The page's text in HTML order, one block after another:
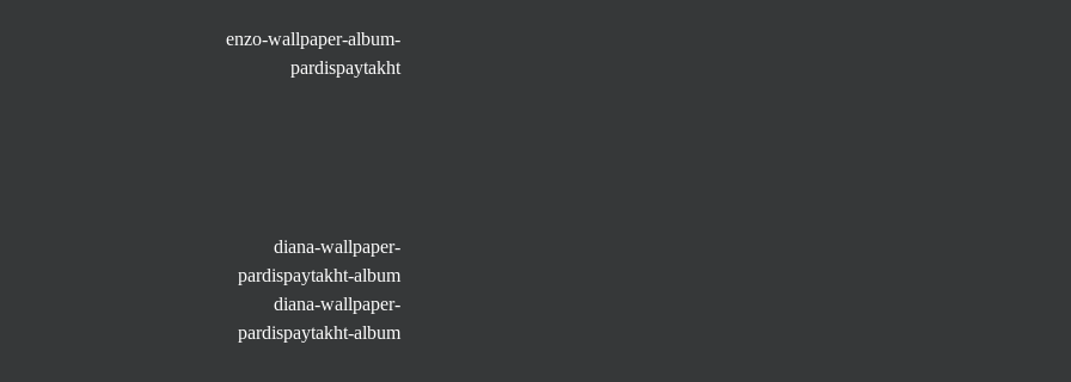
enzo-wallpaper-album-
pardispaytakht
diana-wallpaper-
pardispaytakht-album
diana-wallpaper-
pardispaytakht-album